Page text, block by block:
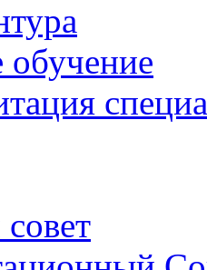
обучение